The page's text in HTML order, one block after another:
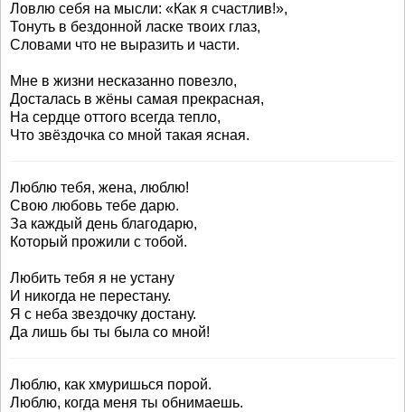
Ловлю себя на мысли: «Как я счастлив!»,
Тонуть в бездонной ласке твоих глаз,
Словами что не выразить и части.
Мне в жизни несказанно повезло,
Досталась в жёны самая прекрасная,
На сердце оттого всегда тепло,
Что звёздочка со мной такая ясная.
Люблю тебя, жена, люблю!
Свою любовь тебе дарю.
За каждый день благодарю,
Который прожили с тобой.
Любить тебя я не устану
И никогда не перестану.
Я с неба звездочку достану.
Да лишь бы ты была со мной!
Люблю, как хмуришься порой.
Люблю, когда меня ты обнимаешь.